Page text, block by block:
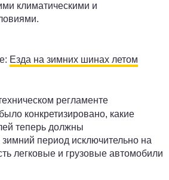
климатическими и
Езда на зимних шинах летом
регламенте
конкретизировано, какие
теперь должны
зимний период исключительно на
легковые и грузовые автомобили